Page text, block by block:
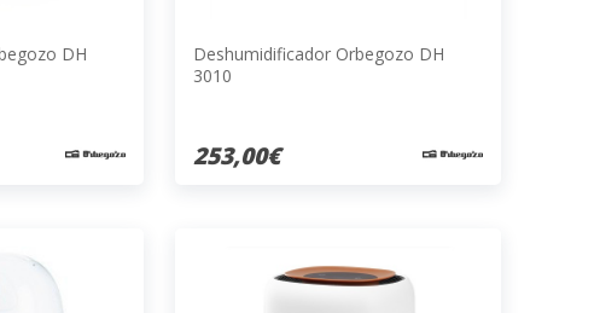
DH
Deshumidificador Orbegozo DH
3010
253,00€